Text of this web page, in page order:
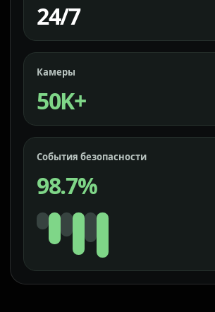
24/7
Камеры
50K+
События безопасности
98.7%